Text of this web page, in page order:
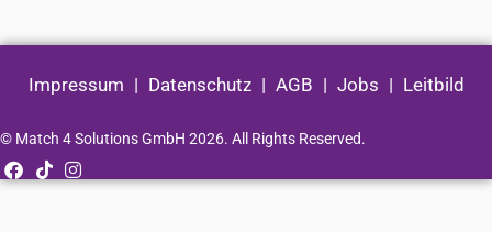
Impressum | Datenschutz| AGB | Jobs | Leitbild
© Match 4 Solutions GmbH 2026. All Rights Reserved.